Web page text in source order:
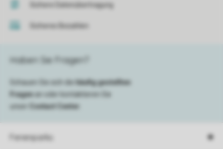
Sichere Datenübertragung
Sicheres Bezahlen
Ferienparks
Haben Sie Fragen?
Schauen Sie sich die
häufig gestellten
Fragen an oder kontaktieren Sie
unser
Contact Center